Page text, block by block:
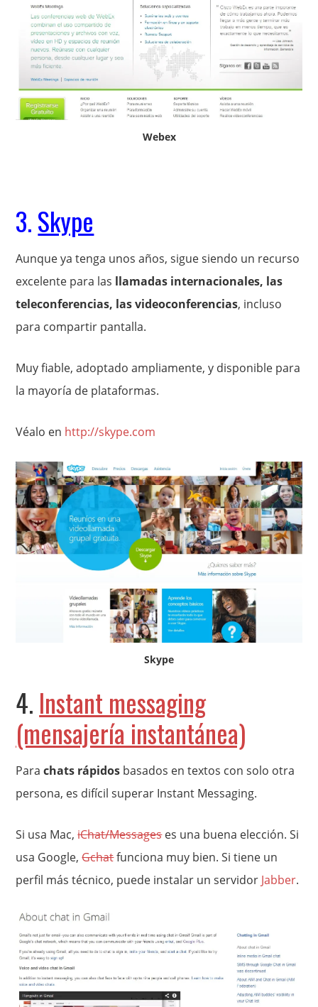
Webex
3.Skype
Aunque ya tenga unos años, sigue siendo un recurso
excelente para las llamadas internacionales, las
teleconferencias, las videoconferencias, incluso
para compartir pantalla.
Muy fiable, adoptado ampliamente, y disponible para
la mayoría de plataformas.
Véalo en http://skype.com
Skype
4. Instant messaging
(mensajería instantánea)
Parachats rápidos basados en textos con solo otra
persona, es difícil superar Instant Messaging.
Si usa Mac,iChat/Messageses una buena elección. Si
usa Google,Gchatfunciona muy bien. Si tiene un
perfil más técnico, puede instalar un servidor Jabber.